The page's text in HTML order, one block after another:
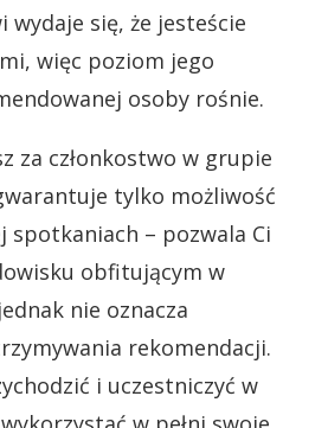
się, że jesteście
więc poziom jego
osoby rośnie.
za członkostwo w grupie
tylko możliwość
spotkaniach – pozwala Ci
obfitującym w
nie oznacza
rekomendacji.
i uczestniczyć w